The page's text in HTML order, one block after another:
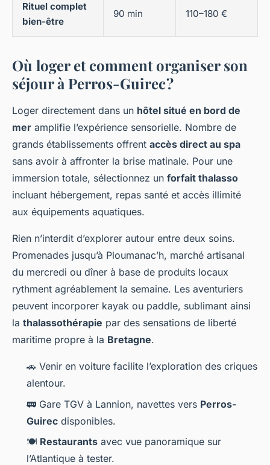
Rituel complet
bien-être
90 min 110–180 €
Où loger et comment organiser son
séjour à Perros-Guirec ?
Loger directement dans un hôtel situé en bord de
mer amplifie l’expérience sensorielle. Nombre de
grands établissements offrent accès direct au spa
sans avoir à affronter la brise matinale. Pour une
immersion totale, sélectionnez un forfait thalasso
incluant hébergement, repas santé et accès illimité
aux équipements aquatiques.
Rien n’interdit d’explorer autour entre deux soins.
Promenades jusqu’à Ploumanac’h, marché artisanal
du mercredi ou dîner à base de produits locaux
rythment agréablement la semaine. Les aventuriers
peuvent incorporer kayak ou paddle, sublimant ainsi
la thalassothérapie par des sensations de liberté
maritime propre à la Bretagne.
🚗 Venir en voiture facilite l’exploration des criques
alentour.
🚃 Gare TGV à Lannion, navettes vers Perros-
Guirec disponibles.
🍽️ Restaurants avec vue panoramique sur
l’Atlantique à tester.